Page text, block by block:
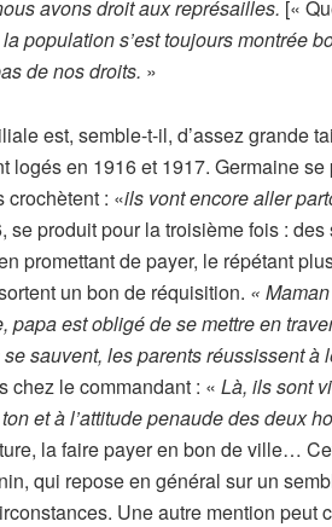
avons droit aux représailles. [«
population s’est toujours montrée
de nos droits. »
est, semble-t-il, d’assez grande
logés en 1916 et 1917. Germaine se
crochètent : «ils vont encore aller
se produit pour la troisième fois :
promettant de payer, le répétant
un bon de réquisition. «
papa est obligé de se mettre en
sauvent, les parents réussissent à
chez le commandant : «Là, ils sont
et à l’attitude penaude des deux
la faire payer en bon de ville…
qui repose en général sur un
Une autre mention peut